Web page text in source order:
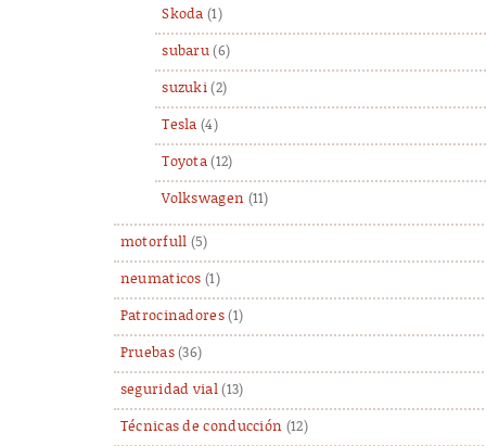
Skoda (1)
subaru (6)
suzuki (2)
Tesla (4)
Toyota (12)
Volkswagen (11)
motorfull (5)
neumaticos (1)
Patrocinadores(1)
Pruebas(36)
seguridad vial(13)
Técnicas de conducción (12)